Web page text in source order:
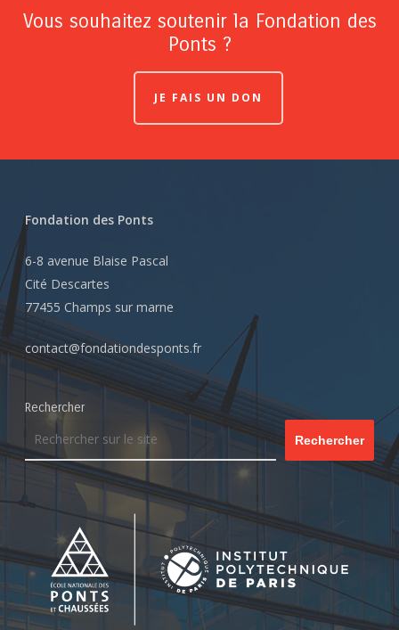
Vous souhaitez soutenir la Fondation des
Ponts ?
JE FAIS UN DON
Fondation des Ponts
6-8 avenue Blaise Pascal
Cité Descartes
77455 Champs sur marne
contact@fondationdesponts.fr
Rechercher
Rechercher